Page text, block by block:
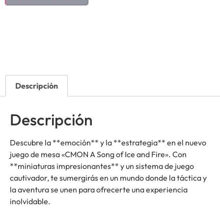
Descripción
Descripción
Descubre la **emoción** y la **estrategia** en el nuevo
juego de mesa «CMON A Song of Ice and Fire». Con
**miniaturas impresionantes** y un sistema de juego
cautivador, te sumergirás en un mundo donde la táctica y
la aventura se unen para ofrecerte una experiencia
inolvidable.